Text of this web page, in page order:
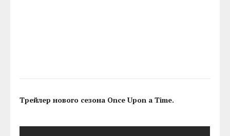
Трейлер нового сезона Once Upon a Time.